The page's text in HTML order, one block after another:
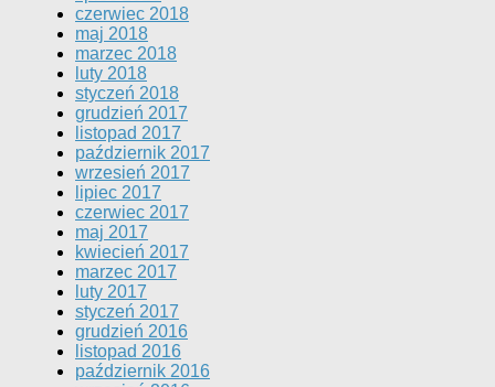
czerwiec 2018
maj 2018
marzec 2018
luty 2018
styczeń 2018
grudzień 2017
listopad 2017
październik 2017
wrzesień 2017
lipiec 2017
czerwiec 2017
maj 2017
kwiecień 2017
marzec 2017
luty 2017
styczeń 2017
grudzień 2016
listopad 2016
październik 2016